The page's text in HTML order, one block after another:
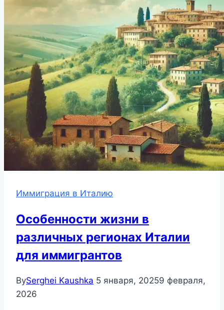
Иммиграция в Италию
Особенности жизни в
различных регионах Италии
для иммигрантов
BySerghei Kaushka 5 января, 20259 февраля,
2026